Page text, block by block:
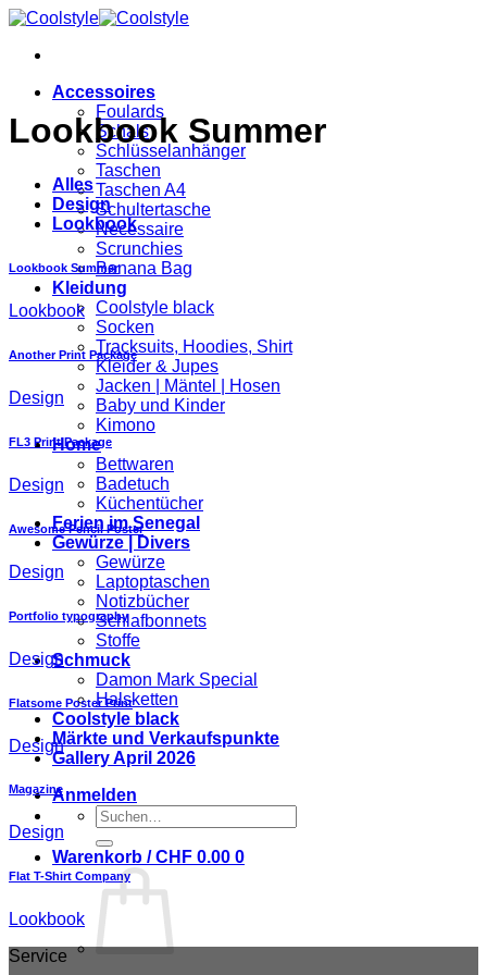
Zum
springen
Accessoires
Foulards
Schals
Schlüsselanhänger
Taschen
Taschen A4
Schultertasche
Necessaire
Scrunchies
Banana Bag
Kleidung
Coolstyle black
Socken
Tracksuits, Hoodies, Shirt
Kleider & Jupes
Jacken | Mäntel | Hosen
Baby und Kinder
Kimono
Home
Bettwaren
Badetuch
Küchentücher
Ferien im Senegal
Gewürze | Divers
Gewürze
Laptoptaschen
Notizbücher
Schlafbonnets
Stoffe
Schmuck
Damon Mark Special
Halsketten
Coolstyle black
Märkte und Verkaufspunkte
Gallery April 2026
Anmelden
Suchen
nach:
Warenkorb /CHF 0.00 0
Lookbook Summer
Alles
Design
Lookbook
Lookbook Summer
Lookbook
Another Print Package
Design
FL3 Print Package
Design
Awesome Pencil Poster
Design
Portfolio typography
Design
Flatsome Poster Print
Design
Magazine
Design
Flat T-Shirt Company
Lookbook
Service